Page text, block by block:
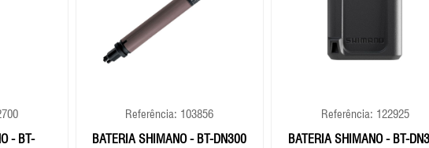
- BT-
Referência: 103856
BATERIA SHIMANO - BT-DN300
Referência: 122925
BATERIA SHIMANO - BT-